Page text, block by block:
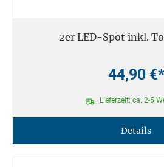
2er LED-Spot inkl.
44,90 €*
Lieferzeit: ca. 2-5
Details